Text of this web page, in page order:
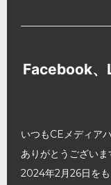
Facebook、
いつもCEメディア
ありがとうございま
2024年2月26日を